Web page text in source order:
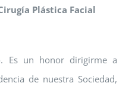
Plástica Facial
Es un honor dirigirme a
de nuestra Sociedad,